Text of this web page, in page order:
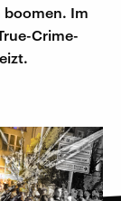
boomen. Im
Crime-